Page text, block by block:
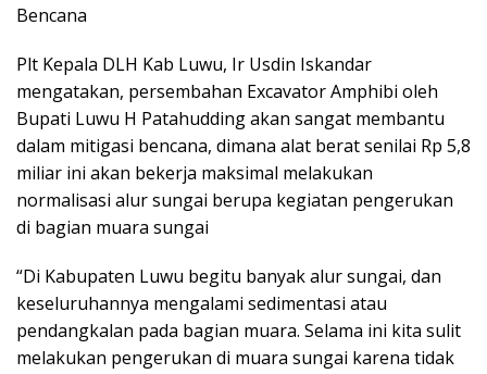
Bencana
Plt Kepala DLH Kab Luwu, Ir Usdin Iskandar
mengatakan, persembahan Excavator Amphibi oleh
Bupati Luwu H Patahudding akan sangat membantu
dalam mitigasi bencana, dimana alat berat senilai Rp 5,8
miliar ini akan bekerja maksimal melakukan
normalisasi alur sungai berupa kegiatan pengerukan
di bagian muara sungai
“Di Kabupaten Luwu begitu banyak alur sungai, dan
keseluruhannya mengalami sedimentasi atau
pendangkalan pada bagian muara. Selama ini kita sulit
melakukan pengerukan di muara sungai karena tidak